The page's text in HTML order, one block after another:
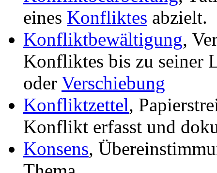
eines Konfliktes abzielt.
Konfliktbewältigung,
Konfliktes bis zu seiner
oder Verschiebung
Konfliktzettel,
Konflikt erfasst und
Konsens,